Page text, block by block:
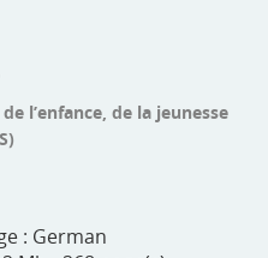
l’enfance, de la jeunesse
: German